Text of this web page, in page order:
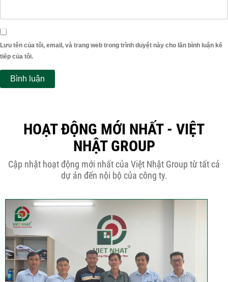
Lưu tên của tôi, email, và trang web trong trình duyệt này cho lần bình luận kế
tiếp của tôi.
HOẠT ĐỘNG MỚI NHẤT - VIỆT
NHẬT GROUP
Cập nhật hoạt động mới nhất của Việt Nhật Group từ tất cả
dự án đến nội bộ của công ty.